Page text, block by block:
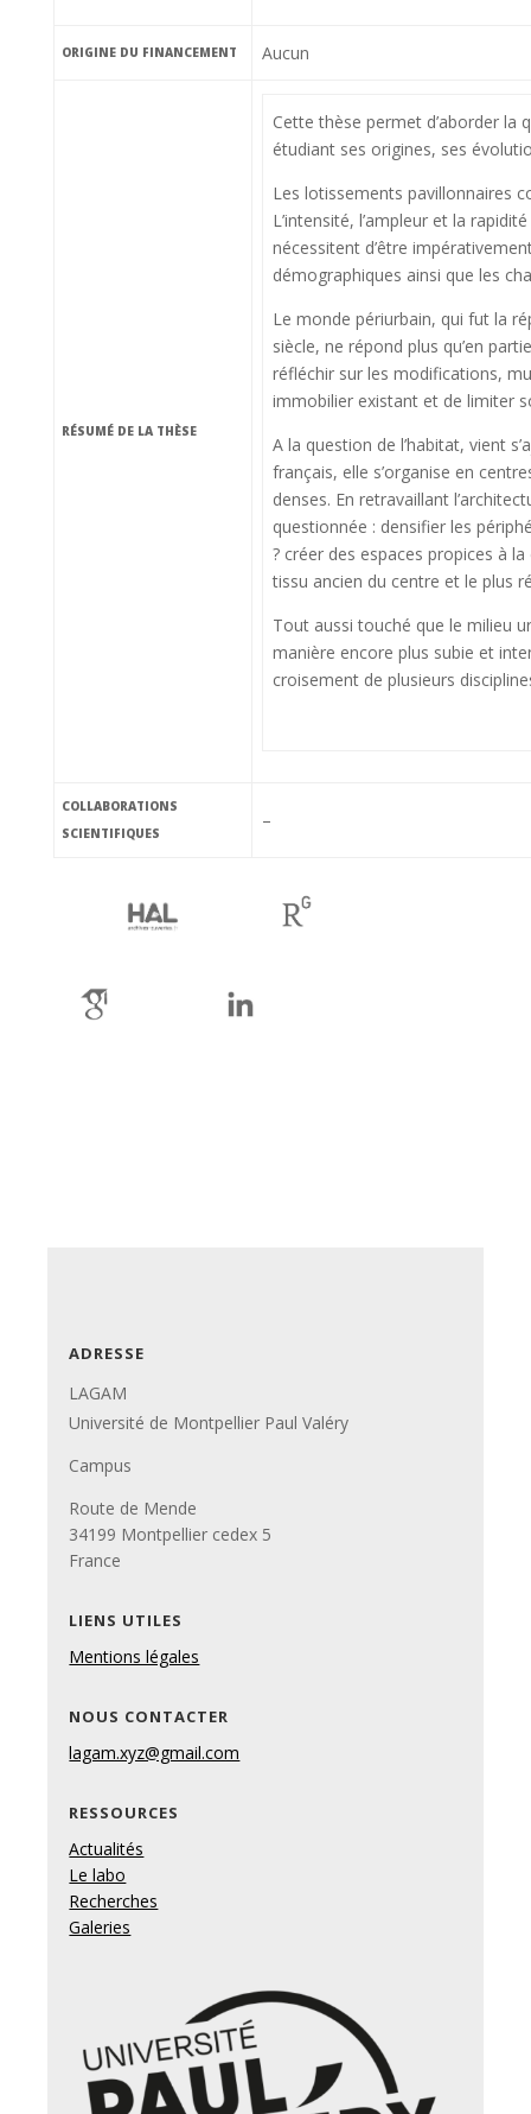
ORIGINE DU FINANCEMENT Aucun
RÉSUMÉ DE LA THÈSE
Cette thèse permet d’aborder la
étudiant ses origines, ses
Les lotissements pavillonnaires
L’intensité, l’ampleur et la
nécessitent d’être
démographiques ainsi que les
Le monde périurbain, qui fut la
siècle, ne répond plus qu’en
réfléchir sur les modifications,
immobilier existant et de limiter
A la question de l’habitat, vient
français, elle s’organise en
denses. En retravaillant
questionnée : densifier les
? créer des espaces propices à
tissu ancien du centre et le plus
Tout aussi touché que le milieu
manière encore plus subie et
croisement de plusieurs
COLLABORATIONS
SCIENTIFIQUES
–
ADRESSE
LAGAM
Université de Montpellier Paul Valéry
Campus
Route de Mende
34199 Montpellier cedex 5
France
LIENS UTILES
Mentions légales
NOUS CONTACTER
lagam.xyz@gmail.com
RESSOURCES
Actualités
Le labo
Recherches
Galeries